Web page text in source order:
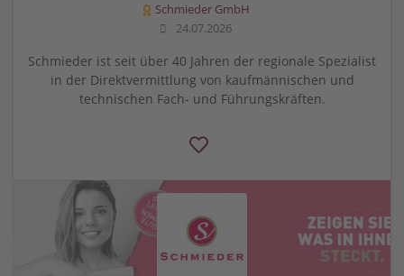
Schmieder GmbH
24.07.2026
Schmieder ist seit über 40 Jahren der regionale Spezialist
in der Direktvermittlung von kaufmännischen und
technischen Fach- und Führungskräften.